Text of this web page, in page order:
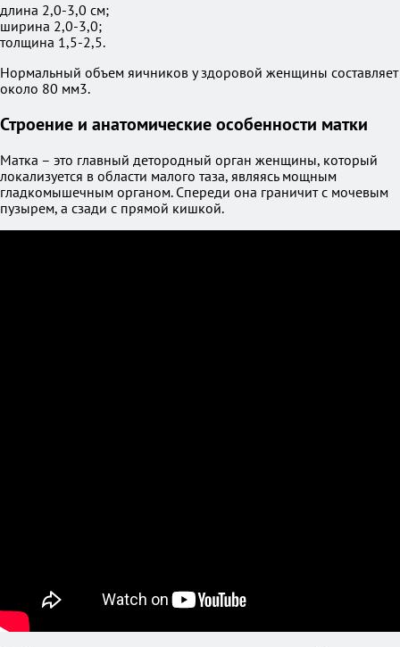
длина 2,0-3,0 см;
ширина 2,0-3,0;
толщина 1,5-2,5.
Нормальный объем яичников у здоровой женщины составляет
около 80 мм3.
Строение и анатомические особенности матки
Матка – это главный детородный орган женщины, который
локализуется в области малого таза, являясь мощным
гладкомышечным органом. Спереди она граничит с мочевым
пузырем, а сзади с прямой кишкой.